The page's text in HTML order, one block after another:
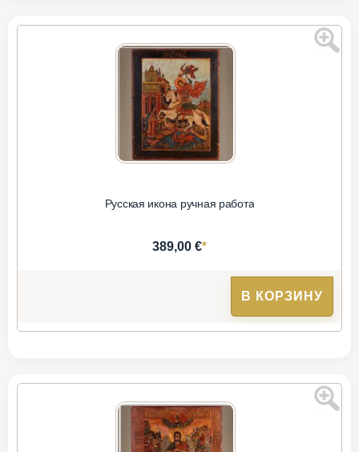
Русская икона ручная работа
389,00 €*
В КОРЗИНУ